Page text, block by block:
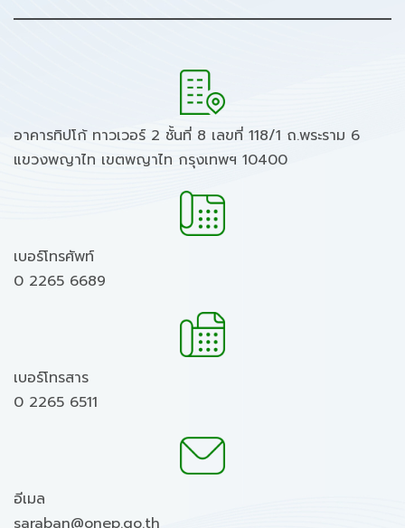
อาคารทิปโก้ ทาวเวอร์ 2 ชั้นที่ 8 เลขที่ 118/1 ถ.พระราม 6
แขวงพญาไท เขตพญาไท กรุงเทพฯ 10400
เบอร์โทรศัพท์
0 2265 6689
เบอร์โทรสาร
0 2265 6511
อีเมล
saraban@onep.go.th